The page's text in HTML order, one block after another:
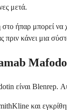
μετά.
ήπαρ μπορεί να
πριν κάνει μια
είναι Blenrep.
και